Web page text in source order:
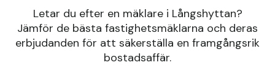
Letar du efter en mäklare i Långshyttan?
Jämför de bästa fastighetsmäklarna och deras
erbjudanden för att säkerställa en framgångsrik
bostadsaffär.